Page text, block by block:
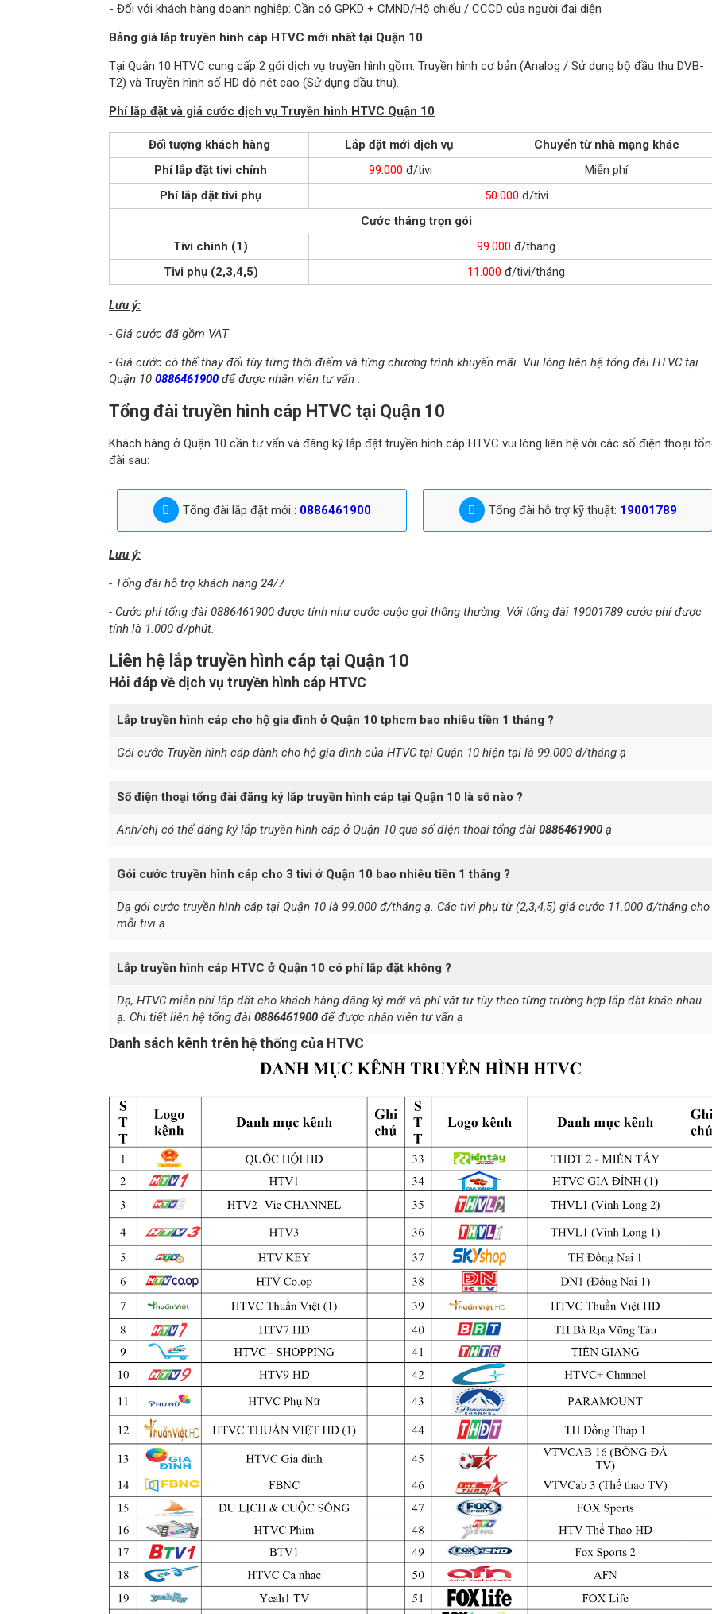
- Đối với khách hàng doanh nghiệp: Cần có GPKD + CMND/Hộ chiếu / CCCD của người đại diện
Bảng giá lắp truyền hình cáp HTVC mới nhất tại Quận 10
Tại Quận 10 HTVC cung cấp 2 gói dịch vụ truyền hình gồm: Truyền hình cơ bản (Analog / Sử dụng bộ đầu thu DVB-
T2) và Truyền hình số HD độ nét cao (Sử dụng đầu thu).
Phí lắp đặt và giá cước dịch vụ Truyền hình HTVC Quận 10
Đối tượng khách hàng Lắp đặt mới dịch vụ
Chuyển từ nhà mạng khác
Phí lắp đặt tivi chính
99.000 đ/tivi
Miễn phí
Phí lắp đặt tivi phụ
50.000 đ/tivi
Cước tháng trọn gói
Tivi chính (1)
99.000 đ/tháng
Tivi phụ (2,3,4,5)
11.000 đ/tivi/tháng
Lưu ý:
- Giá cước đã gồm VAT
- Giá cước có thể thay đổi tùy từng thời điểm và từng chương trình khuyến mãi. Vui lòng liên hệ tổng đài HTVC tại
Quận 10 0886461900 để được nhân viên tư vấn .
Tổng đài truyền hình cáp HTVC tại Quận 10
Khách hàng ở Quận 10 cần tư vấn và đăng ký lắp đặt truyền hình cáp HTVC vui lòng liên hệ với các số điện thoại
đài sau:
Tổng đài lắp đặt mới : 0886461900 Tổng đài hỗ trợ kỹ thuật: 19001789
Lưu ý:
- Tổng đài hỗ trợ khách hàng 24/7
- Cước phí tổng đài 0886461900 được tính như cước cuộc gọi thông thường. Với tổng đài 19001789 cước phí được
tính là 1.000 đ/phút.
Liên hệ lắp truyền hình cáp tại Quận 10
Hỏi đáp về dịch vụ truyền hình cáp HTVC
Lắp truyền hình cáp cho hộ gia đình ở Quận 10 tphcm bao nhiêu tiền 1 tháng ?
Gói cước Truyền hình cáp dành cho hộ gia đình của HTVC tại Quận 10 hiện tại là 99.000 đ/tháng ạ
Số điện thoại tổng đài đăng ký lắp truyền hình cáp tại Quận 10 là số nào ?
Anh/chị có thể đăng ký lắp truyền hình cáp ở Quận 10 qua số điện thoại tổng đài 0886461900 ạ
Gói cước truyền hình cáp cho 3 tivi ở Quận 10 bao nhiêu tiền 1 tháng ?
Dạ gói cước truyền hình cáp tại Quận 10 là 99.000 đ/tháng ạ. Các tivi phụ từ (2,3,4,5) giá cước 11.000 đ/tháng cho
mỗi tivi ạ
Lắp truyền hình cáp HTVC ở Quận 10 có phí lắp đặt không ?
Dạ, HTVC miễn phí lắp đặt cho khách hàng đăng ký mới và phí vật tư tùy theo từng trường hợp lắp đặt khác nhau
ạ. Chi tiết liên hệ tổng đài 0886461900 để được nhân viên tư vấn ạ
Danh sách kênh trên hệ thống của HTVC